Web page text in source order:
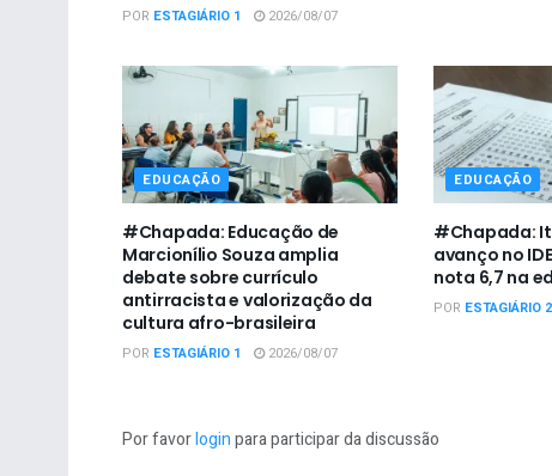
POR ESTAGIÁRIO 1 2026/08/07
EDUCAÇÃO
#Chapada: Educação de
Marcionílio Souza amplia
debate sobre currículo
antirracista e valorização da
cultura afro-brasileira
POR ESTAGIÁRIO 1 2026/08/07
EDUCAÇÃO
#Chapada:
avanço no
nota 6,7 na
POR ESTAGIÁRIO 2
Por favorloginpara participar da discussão